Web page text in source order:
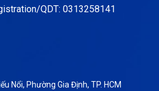
QDT: 0313258141
Nổi, Phường Gia Định, TP. HCM